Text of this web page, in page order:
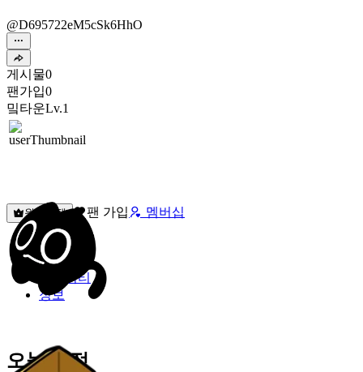
@D695722eM5cSk6HhO
게시물0
팬가입0
밐타운Lv.1
원픽선택 팬 가입 멤버십
밐타운
피드
커뮤니티
정보
오늘 일정